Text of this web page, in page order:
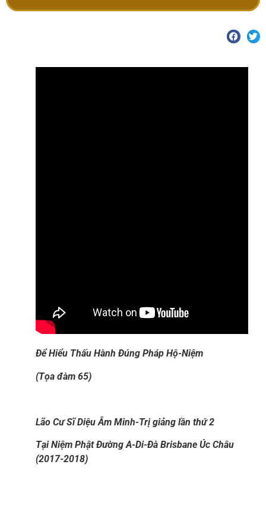
Để Hiểu Thấu Hành Đúng Pháp Hộ-Niệm
(Tọa đàm 65)
Lão Cư Sĩ Diệu Âm Minh-Trị giảng lần thứ 2
Tại Niệm Phật Đường A-Di-Đà Brisbane Úc Châu
(2017-2018)